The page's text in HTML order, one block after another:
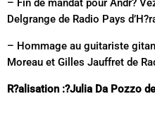
– Fin de mandat pour Andr?
Delgrange de Radio Pays
– Hommage au guitariste
Moreau et Gilles Jauffret de
R?alisation :?Julia Da Pozzo